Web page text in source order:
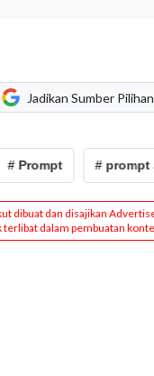
Jadikan Sumber Pilihan
# Prompt # prompt ai